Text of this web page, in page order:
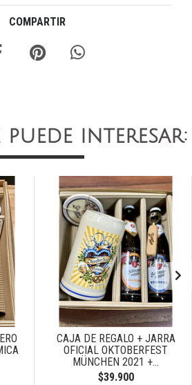
COMPARTIR
puede interesar:
CAJA DE REGALO + JARRA
OFICIAL OKTOBERFEST
MÜNCHEN 2021 +...
$39.900